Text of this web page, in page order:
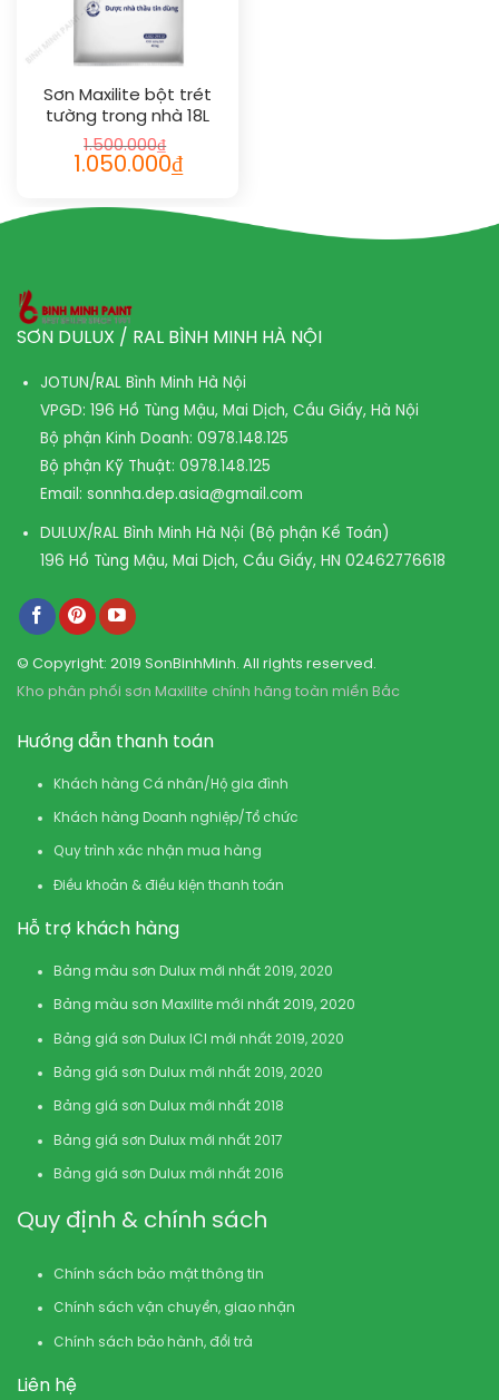
Sơn Maxilite bột trét
tường trong nhà 18L
1.500.000₫
1.050.000₫
SƠN DULUX / RAL BÌNH MINH HÀ NỘI
JOTUN/RAL Bình Minh Hà Nội
VPGD: 196 Hồ Tùng Mậu, Mai Dịch, Cầu Giấy, Hà Nội
Bộ phận Kinh Doanh: 0978.148.125
Bộ phận Kỹ Thuật: 0978.148.125
Email: sonnha.dep.asia@gmail.com
DULUX/RAL Bình Minh Hà Nội (Bộ phận Kế Toán)
196 Hồ Tùng Mậu, Mai Dịch, Cầu Giấy, HN 02462776618
© Copyright: 2019 SonBinhMinh. All rights reserved.
Kho phân phối sơn Maxilite chính hãng toàn miền Bắc
Hướng dẫn thanh toán
Khách hàng Cá nhân/Hộ gia đình
Khách hàng Doanh nghiệp/Tổ chức
Quy trình xác nhận mua hàng
Điều khoản & điều kiện thanh toán
Hỗ trợ khách hàng
Bảng màu sơn Dulux mới nhất 2019, 2020
Bảng màu sơn Maxilite mới nhất 2019, 2020
Bảng giá sơn Dulux ICI mới nhất 2019, 2020
Bảng giá sơn Dulux mới nhất 2019, 2020
Bảng giá sơn Dulux mới nhất 2018
Bảng giá sơn Dulux mới nhất 2017
Bảng giá sơn Dulux mới nhất 2016
Quy định & chính sách
Chính sách bảo mật thông tin
Chính sách vận chuyển, giao nhận
Chính sách bảo hành, đổi trả
Liên hệ